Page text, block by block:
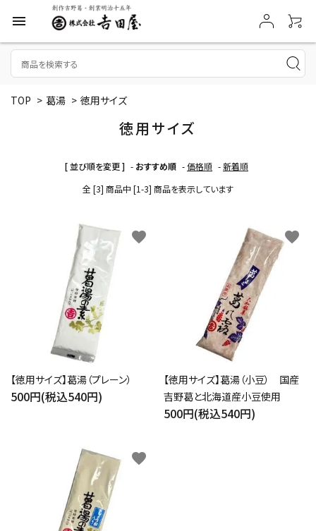
menu
TOP > 葛湯 > 徳用サイズ
徳用サイズ
[ 並び順を変更 ] - おすすめ順 -価格順 -新着順
全 [3] 商品中 [1-3] 商品を表示しています
【徳用サイズ】葛湯（プレーン）
500円(税込540円)
favorite
【徳用サイズ】葛湯（小豆） 国産
吉野葛と北海道産小豆使用
500円(税込540円)
favorite
favorite
キーワード